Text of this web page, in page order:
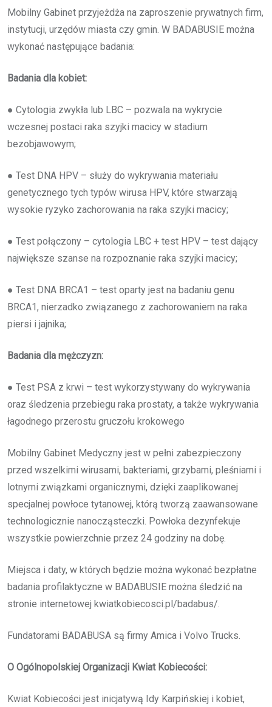
Mobilny Gabinet przyjeżdża na zaproszenie prywatnych firm,
instytucji, urzędów miasta czy gmin. W BADABUSIE można
wykonać następujące badania:
Badania dla kobiet:
● Cytologia zwykła lub LBC – pozwala na wykrycie
wczesnej postaci raka szyjki macicy w stadium
bezobjawowym;
● Test DNA HPV – służy do wykrywania materiału
genetycznego tych typów wirusa HPV, które stwarzają
wysokie ryzyko zachorowania na raka szyjki macicy;
● Test połączony – cytologia LBC + test HPV – test dający
największe szanse na rozpoznanie raka szyjki macicy;
● Test DNA BRCA1 – test oparty jest na badaniu genu
BRCA1, nierzadko związanego z zachorowaniem na raka
piersi i jajnika;
Badania dla mężczyzn:
● Test PSA z krwi – test wykorzystywany do wykrywania
oraz śledzenia przebiegu raka prostaty, a także wykrywania
łagodnego przerostu gruczołu krokowego
Mobilny Gabinet Medyczny jest w pełni zabezpieczony
przed wszelkimi wirusami, bakteriami, grzybami, pleśniami i
lotnymi związkami organicznymi, dzięki zaaplikowanej
specjalnej powłoce tytanowej, którą tworzą zaawansowane
technologicznie nanocząsteczki. Powłoka dezynfekuje
wszystkie powierzchnie przez 24 godziny na dobę.
Miejsca i daty, w których będzie można wykonać bezpłatne
badania profilaktyczne w BADABUSIE można śledzić na
stronie internetowej kwiatkobiecosci.pl/badabus/.
Fundatorami BADABUSA są firmy Amica i Volvo Trucks.
O Ogólnopolskiej Organizacji Kwiat Kobiecości:
Kwiat Kobiecości jest inicjatywą Idy Karpińskiej i kobiet,